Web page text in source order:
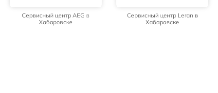
Сервисный центр AEG в
Хабаровске
Сервисный центр Leran в
Хабаровске